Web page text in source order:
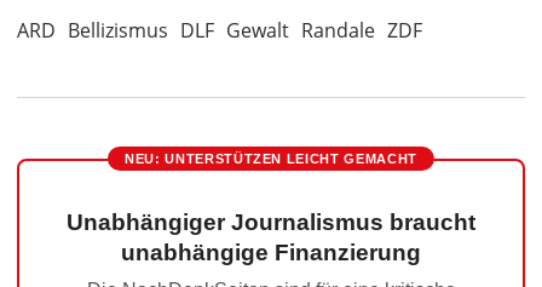
ARD Bellizismus DLF Gewalt Randale ZDF
NEU: UNTERSTÜTZEN LEICHT GEMACHT
Unabhängiger Journalismus braucht
unabhängige Finanzierung